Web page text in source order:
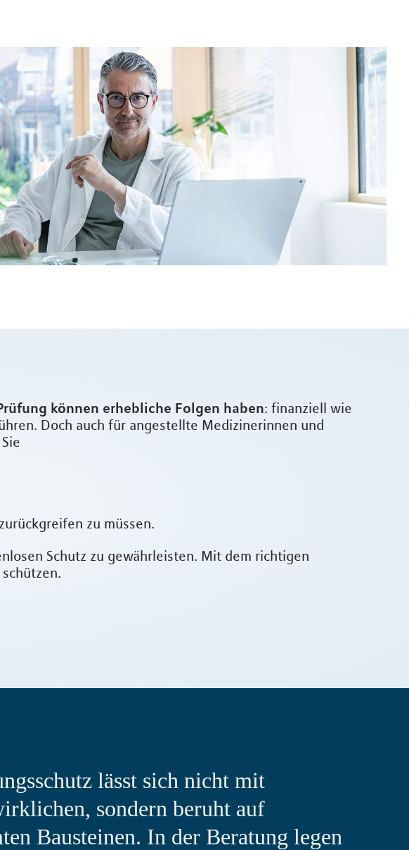
können erhebliche Folgen haben: finanziell wie
Doch auch für angestellte Medizinerinnen und
zu müssen.
Schutz zu gewährleisten. Mit dem richtigen
lässt sich nicht mit
sondern beruht auf
Bausteinen. In der Beratung legen